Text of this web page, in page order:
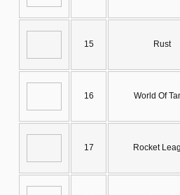
15 Rust
16 World Of
17 Rocket